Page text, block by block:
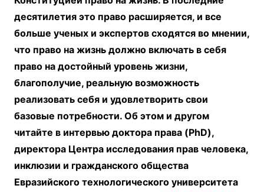
десятилетия это право расширяется, и все
больше ученых и экспертов сходятся во мнении,
что право на жизнь должно включать в себя
право на достойный уровень жизни,
благополучие, реальную возможность
реализовать себя и удовлетворить свои
базовые потребности. Об этом и другом
читайте в интервью доктора права (PhD),
директора Центра исследования прав человека,
инклюзии и гражданского общества
Евразийского технологического университета